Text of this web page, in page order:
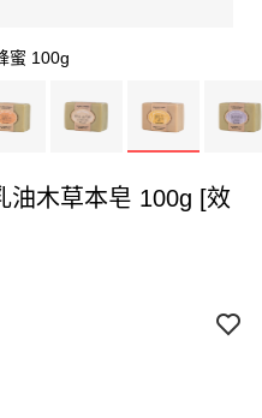
蜜 100g
油木草本皂 100g [效